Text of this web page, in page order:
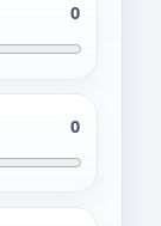
0
0